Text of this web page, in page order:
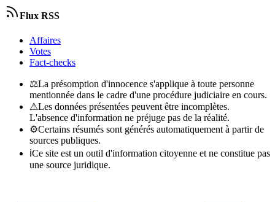
Flux RSS
Affaires
Votes
Fact-checks
⚖La présomption d'innocence s'applique à toute personne
mentionnée dans le cadre d'une procédure judiciaire en cours.
⚠Les données présentées peuvent être incomplètes.
L'absence d'information ne préjuge pas de la réalité.
⚙Certains résumés sont générés automatiquement à partir de
sources publiques.
ℹCe site est un outil d'information citoyenne et ne constitue pas
une source juridique.